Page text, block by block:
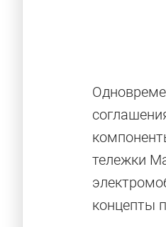
тележки
концепты
Шесть недорогих